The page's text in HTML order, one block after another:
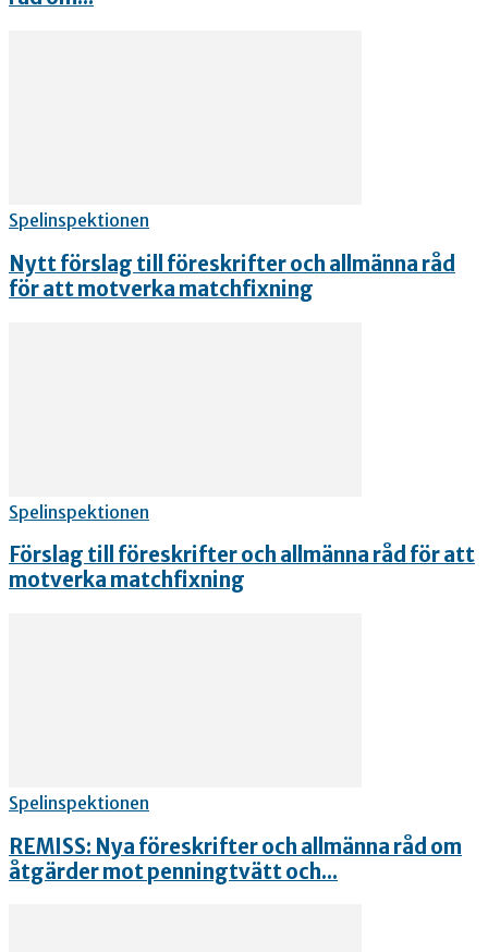
Spelinspektionen
Nytt förslag till föreskrifter och allmänna råd
för att motverka matchfixning
Spelinspektionen
Förslag till föreskrifter och allmänna råd för att
motverka matchfixning
Spelinspektionen
REMISS: Nya föreskrifter och allmänna råd om
åtgärder mot penningtvätt och...